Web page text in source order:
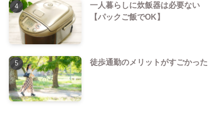
一人暮らしに炊飯器は必要ない
【パックご飯でOK】
徒歩通勤のメリットがすごかった